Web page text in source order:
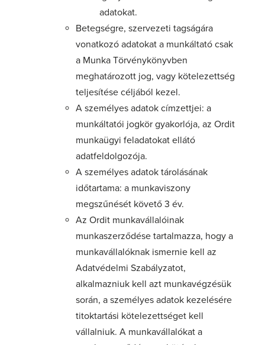
adatokat.
Betegségre, szervezeti tagságára
vonatkozó adatokat a munkáltató csak
a Munka Törvénykönyvben
meghatározott jog, vagy kötelezettség
teljesítése céljából kezel.
A személyes adatok címzettjei: a
munkáltatói jogkör gyakorlója, az Ordit
munkaügyi feladatokat ellátó
adatfeldolgozója.
A személyes adatok tárolásának
időtartama: a munkaviszony
megszűnését követő 3 év.
Az Ordit munkavállalóinak
munkaszerződése tartalmazza, hogy a
munkavállalóknak ismernie kell az
Adatvédelmi Szabályzatot,
alkalmazniuk kell azt munkavégzésük
során, a személyes adatok kezelésére
titoktartási kötelezettséget kell
vállalniuk. A munkavállalókat a